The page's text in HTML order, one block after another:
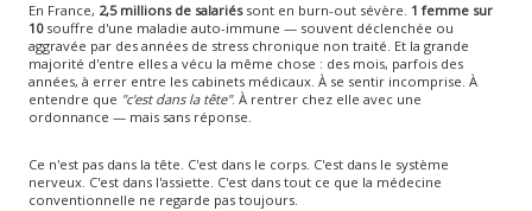
En France, 2,5 millions de salariéssont en burn-out sévère. 1 femme sur
10souffre d'une maladie auto-immune — souvent déclenchée ou
aggravée par des années de stress chronique non traité. Et la grande
majorité d'entre elles a vécu la même chose : des mois, parfois des
années, à errer entre les cabinets médicaux. À se sentir incomprise. À
entendre que "c'est dans la tête". À rentrer chez elle avec une
ordonnance — mais sans réponse.
Ce n'est pas dans la tête. C'est dans le corps. C'est dans le système
nerveux. C'est dans l'assiette. C'est dans tout ce que la médecine
conventionnelle ne regarde pas toujours.